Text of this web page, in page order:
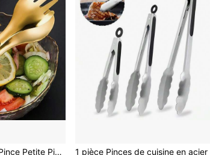
Cuillère Fourchette Pince Petite Pince de Service en Acier Inoxydable pour Aliments Salade Pâtisserie Buffet Accessoires de Cuisine Cuillère Fourchette Pince Pince à Salade